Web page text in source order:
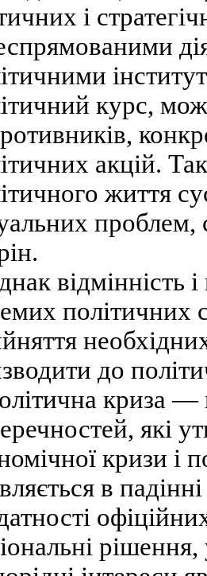
і
курс,
акцій.
життя
відмінність і
політичних
до
криза —
які
кризи і
в